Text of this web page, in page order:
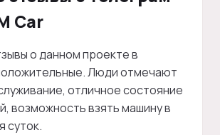
Car
о данном проекте в
Люди отмечают
отличное состояние
возможность взять машину в
суток.